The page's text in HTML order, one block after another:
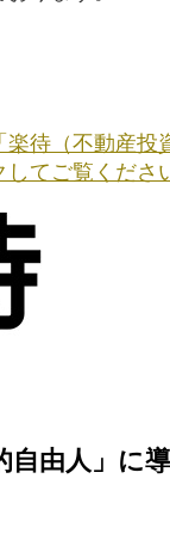
待（不動産投
てご覧くださ
自由人」に